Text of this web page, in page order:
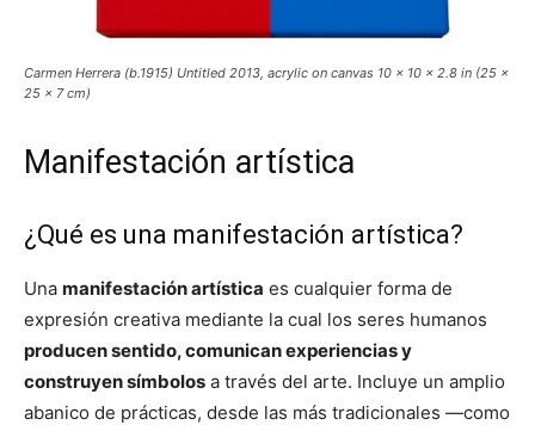
Carmen Herrera (b.1915) Untitled 2013, acrylic on canvas 10 × 10 × 2.8 in (25 ×
25 × 7 cm)
Manifestación artística
¿Qué es una manifestación artística?
Una manifestación artística es cualquier forma de
expresión creativa mediante la cual los seres humanos
producen sentido, comunican experiencias y
construyen símbolos a través del arte. Incluye un amplio
abanico de prácticas, desde las más tradicionales —como